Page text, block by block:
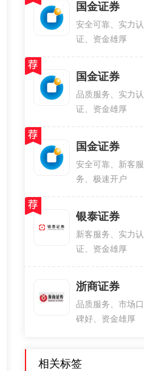
国金证券
安全可靠、实力认
证、资金雄厚
国金证券
品质服务、实力认
证、资金雄厚
国金证券
安全可靠、新客服
务、极速开户
银泰证券
新客服务、实力认
证、资金雄厚
浙商证券
品质服务、市场口
碑好、资金雄厚
相关标签